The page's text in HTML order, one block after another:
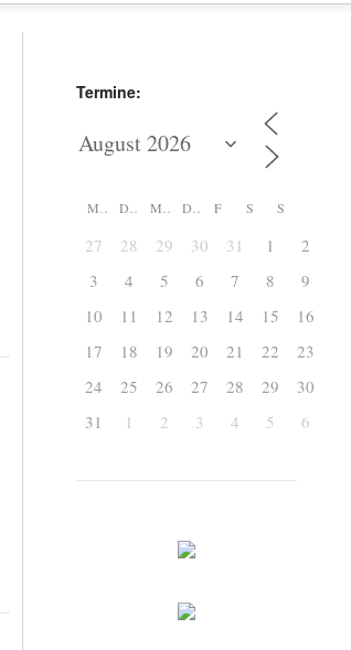
Termine:
F S S
27 28 29 30 31 1
2
3
4 5 6 7 8
9
10
11 12 13 14 15
16
17
18 19 20 21 22
23
24
25 26 27 28 29
30
31
1 2 3 4 5 6